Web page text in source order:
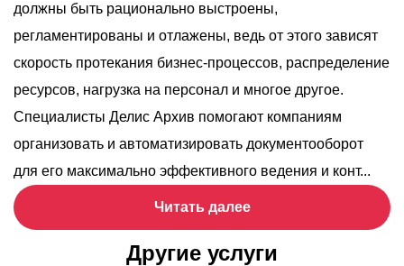
должны быть рационально выстроены,
регламентированы и отлажены, ведь от этого зависят
скорость протекания бизнес-процессов, распределение
ресурсов, нагрузка на персонал и многое другое.
Специалисты Делис Архив помогают компаниям
организовать и автоматизировать документооборот
для его максимально эффективного ведения и конт...
Читать далее
Другие услуги